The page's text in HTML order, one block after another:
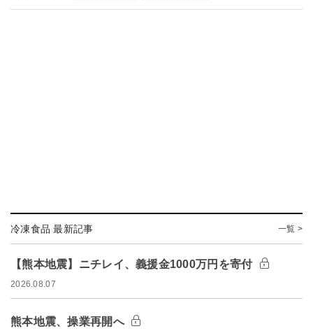
冷凍食品 最新記事 一覧 >
【熊本地震】ニチレイ、義援金1000万円を寄付
2026.08.07
熊本地震、操業再開へ